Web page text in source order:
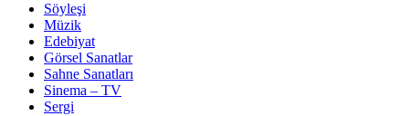
Söyleşi
Müzik
Edebiyat
Görsel Sanatlar
Sahne Sanatları
Sinema – TV
Sergi